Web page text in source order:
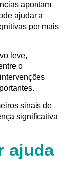
apontam
ajudar a
por mais
leve,
o
sinais de
significativa
ajuda